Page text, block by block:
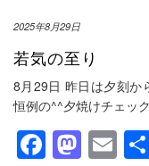
2025年8月29日
若気の至り
8月29日 昨日は夕刻か
恒例の^^夕焼けチェッ